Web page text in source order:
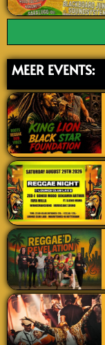
MEER EVENTS: